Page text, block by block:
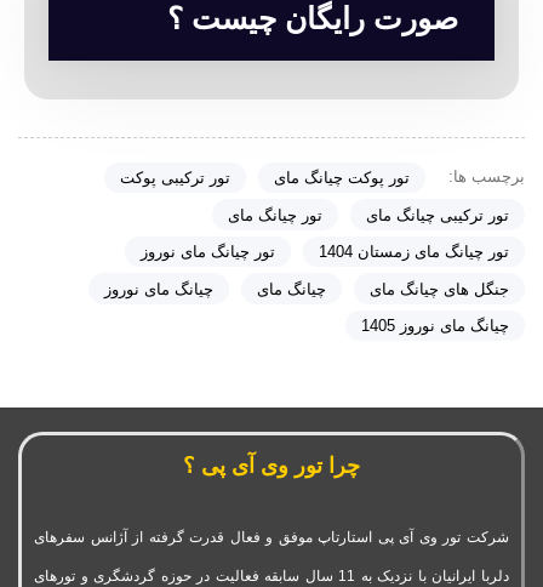
صورت رایگان چیست ؟
برچسب ها: تور پوکت چیانگ مای تور ترکیبی پوکت
تور ترکیبی چیانگ مای تور چیانگ مای
تور چیانگ مای زمستان 1404 تور چیانگ مای نوروز
جنگل های چیانگ مای چیانگ مای چیانگ مای نوروز
چیانگ مای نوروز 1405
چرا تور وی آی پی ؟
شرکت تور وی آی پی استارتاپ موفق و فعال قدرت گرفته از آژانس سفرهای
دلربا ایرانیان با نزدیک به 11 سال سابقه فعالیت در حوزه گردشگری و تورهای